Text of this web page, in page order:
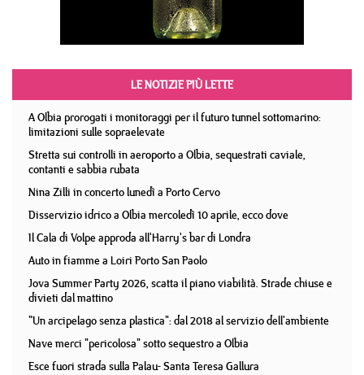
LE NOTIZIE PIÙ LETTE
A Olbia prorogati i monitoraggi per il futuro tunnel sottomarino:
limitazioni sulle sopraelevate
Stretta sui controlli in aeroporto a Olbia, sequestrati caviale,
contanti e sabbia rubata
Nina Zilli in concerto lunedì a Porto Cervo
Disservizio idrico a Olbia mercoledì 10 aprile, ecco dove
Il Cala di Volpe approda all'Harry's bar di Londra
Auto in fiamme a Loiri Porto San Paolo
Jova Summer Party 2026, scatta il piano viabilità. Strade chiuse e
divieti dal mattino
"Un arcipelago senza plastica": dal 2018 al servizio dell'ambiente
Nave merci "pericolosa" sotto sequestro a Olbia
Esce fuori strada sulla Palau- Santa Teresa Gallura